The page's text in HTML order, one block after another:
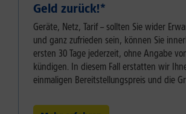
Geld zurück!⁠*
Geräte, Netz, Tarif – sollten Sie wider
und ganz zufrieden sein, können Sie
ersten 30 Tage jederzeit, ohne Angabe
kündigen. In diesem Fall erstatten wir
einmaligen Bereitstellungspreis und die